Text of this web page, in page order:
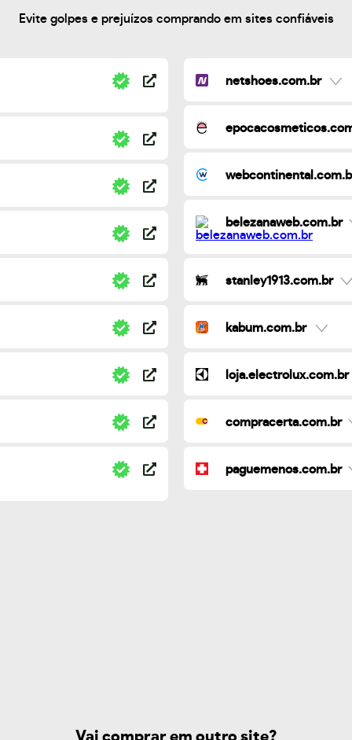
Evite golpes e prejuízos comprando em sites confiáveis
netshoes.com.br
belezanaweb.com.br
stanley1913.com.br
kabum.com.br
loja.electrolux.com.br
compracerta.com.br
paguemenos.com.br
Vai comprar em outro site?